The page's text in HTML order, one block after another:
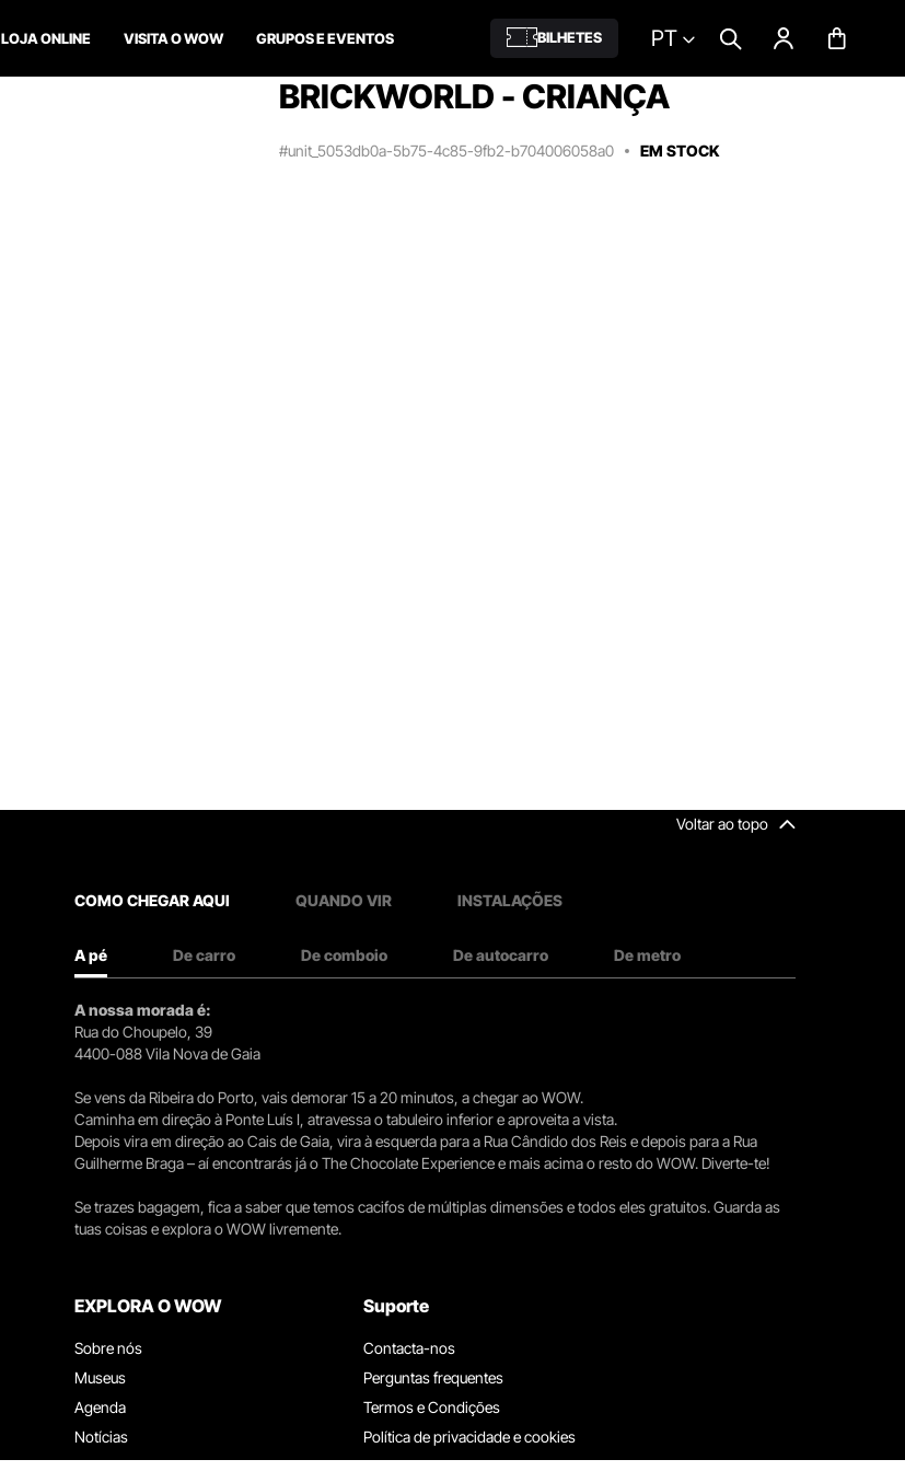
LOJA ONLINE VISITA O WOW GRUPOS E EVENTOS BILHETES PT
BRICKWORLD - CRIANÇA
#unit_5053db0a-5b75-4c85-9fb2-b704006058a0 EM STOCK
Voltar ao topo
COMO CHEGAR AQUI QUANDO VIR INSTALAÇÕES
A pé De carro De comboio De autocarro De metro
A nossa morada é:
Rua do Choupelo, 39
4400-088 Vila Nova de Gaia
Se vens da Ribeira do Porto, vais demorar 15 a 20 minutos, a chegar ao WOW.
Caminha em direção à Ponte Luís I, atravessa o tabuleiro inferior e aproveita a vista.
Depois vira em direção ao Cais de Gaia, vira à esquerda para a Rua Cândido dos Reis e depois para a Rua
Guilherme Braga – aí encontrarás já o The Chocolate Experience e mais acima o resto do WOW. Diverte-te!
Se trazes bagagem, fica a saber que temos cacifos de múltiplas dimensões e todos eles gratuitos. Guarda as
tuas coisas e explora o WOW livremente.
EXPLORA O WOW
Sobre nós
Museus
Agenda
Notícias
Restaurantes
Suporte
Contacta-nos
Perguntas frequentes
Termos e Condições
Política de privacidade e cookies
Trabalha connosco